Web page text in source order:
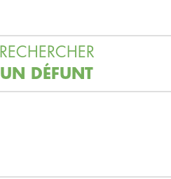
RECHERCHER
UN DÉFUNT